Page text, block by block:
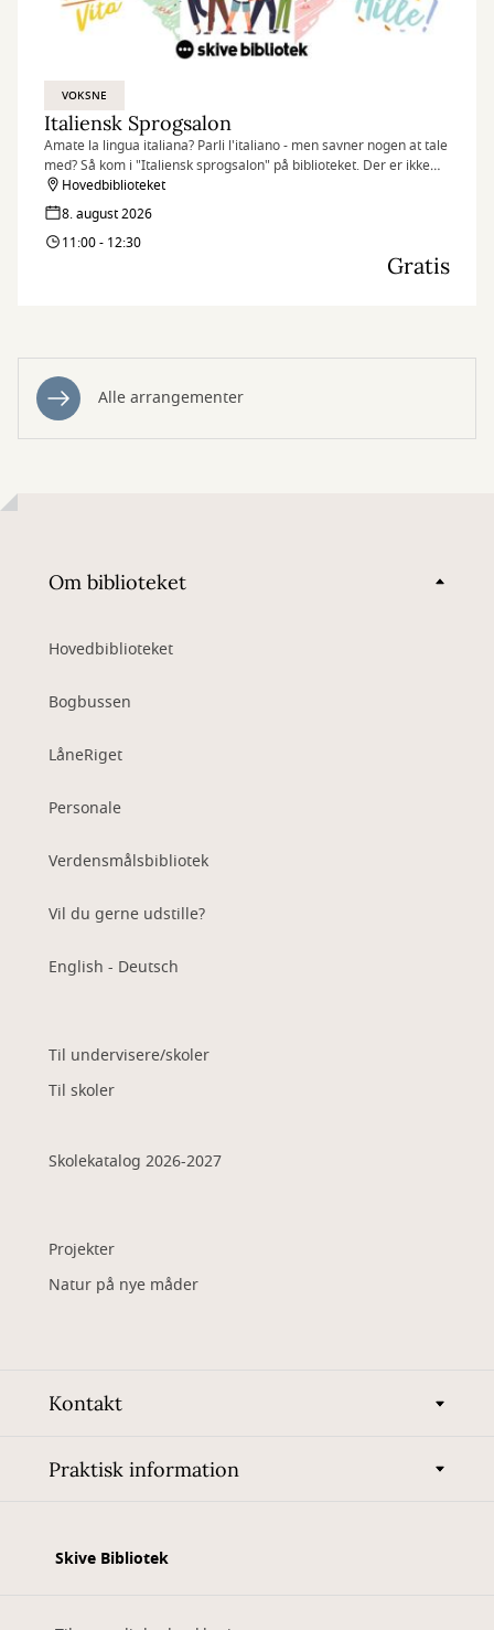
VOKSNE
Italiensk Sprogsalon
Amate la lingua italiana? Parli l'italiano - men savner nogen at tale
med? Så kom i "Italiensk sprogsalon" på biblioteket. Der er ikke
tale om undervisning, men sprogtræning gennem samtale
Hovedbiblioteket
8. august 2026
11:00 - 12:30
Gratis
Alle arrangementer
Om biblioteket
Hovedbiblioteket
Bogbussen
LåneRiget
Personale
Verdensmålsbibliotek
Vil du gerne udstille?
English - Deutsch
Til undervisere/skoler
Til skoler
Skolekatalog 2026-2027
Projekter
Natur på nye måder
Kontakt
Praktisk information
Skive Bibliotek